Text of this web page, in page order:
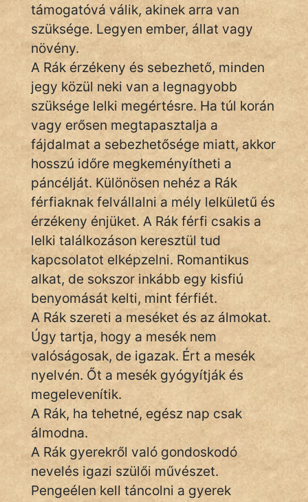
mikkamakka
vörös ördög
nagyöreg
NapHold
Név nélkül
pszichopati
szegény legény
Hoffer Botond
szemfüles
támogatóvá válik, akinek arra van
szüksége. Legyen ember, állat vagy
növény.
A Rák érzékeny és sebezhető, minden
jegy közül neki van a legnagyobb
szüksége lelki megértésre. Ha túl korán
vagy erősen megtapasztalja a
fájdalmat a sebezhetősége miatt, akkor
hosszú időre megkeményítheti a
páncélját. Különösen nehéz a Rák
férfiaknak felvállalni a mély lelkületű és
érzékeny énjüket. A Rák férfi csakis a
lelki találkozáson keresztül tud
kapcsolatot elképzelni. Romantikus
alkat, de sokszor inkább egy kisfiú
benyomását kelti, mint férfiét.
A Rák szereti a meséket és az álmokat.
Úgy tartja, hogy a mesék nem
valóságosak, de igazak. Ért a mesék
nyelvén. Őt a mesék gyógyítják és
megelevenítik.
A Rák, ha tehetné, egész nap csak
álmodna.
A Rák gyerekről való gondoskodó
nevelés igazi szülői művészet.
Pengeélen kell táncolni a gyerek